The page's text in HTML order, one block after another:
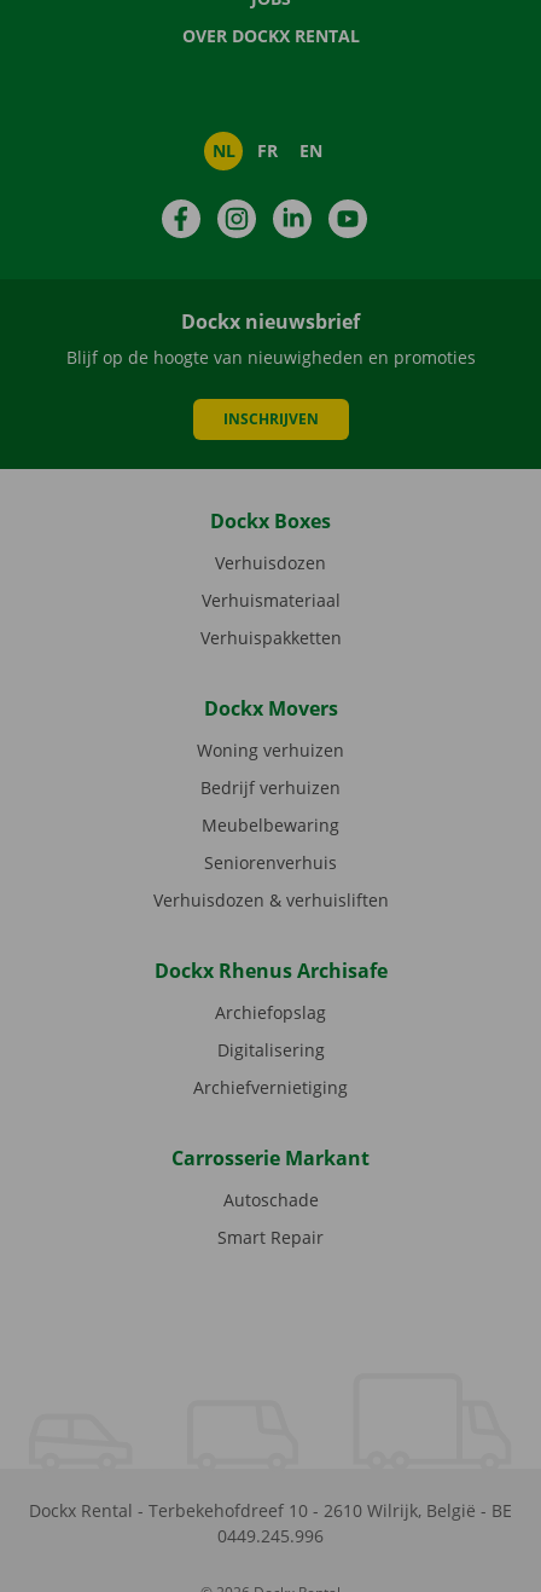
OVER DOCKX RENTAL
NL FR EN
FacebookInstagramLinkedIn
Dockx nieuwsbrief
Blijf op de hoogte van nieuwigheden en promoties
INSCHRIJVEN
Dockx Boxes
Verhuisdozen
Verhuismateriaal
Verhuispakketten
Dockx Movers
Woning verhuizen
Bedrijf verhuizen
Meubelbewaring
Seniorenverhuis
Verhuisdozen & verhuisliften
Dockx Rhenus Archisafe
Archiefopslag
Digitalisering
Archiefvernietiging
Carrosserie Markant
Autoschade
Smart Repair
Dockx Rental - Terbekehofdreef 10 - 2610 Wilrijk, België - BE
0449.245.996